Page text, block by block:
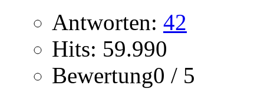
Antworten: 42
Hits: 59.990
Bewertung0 / 5